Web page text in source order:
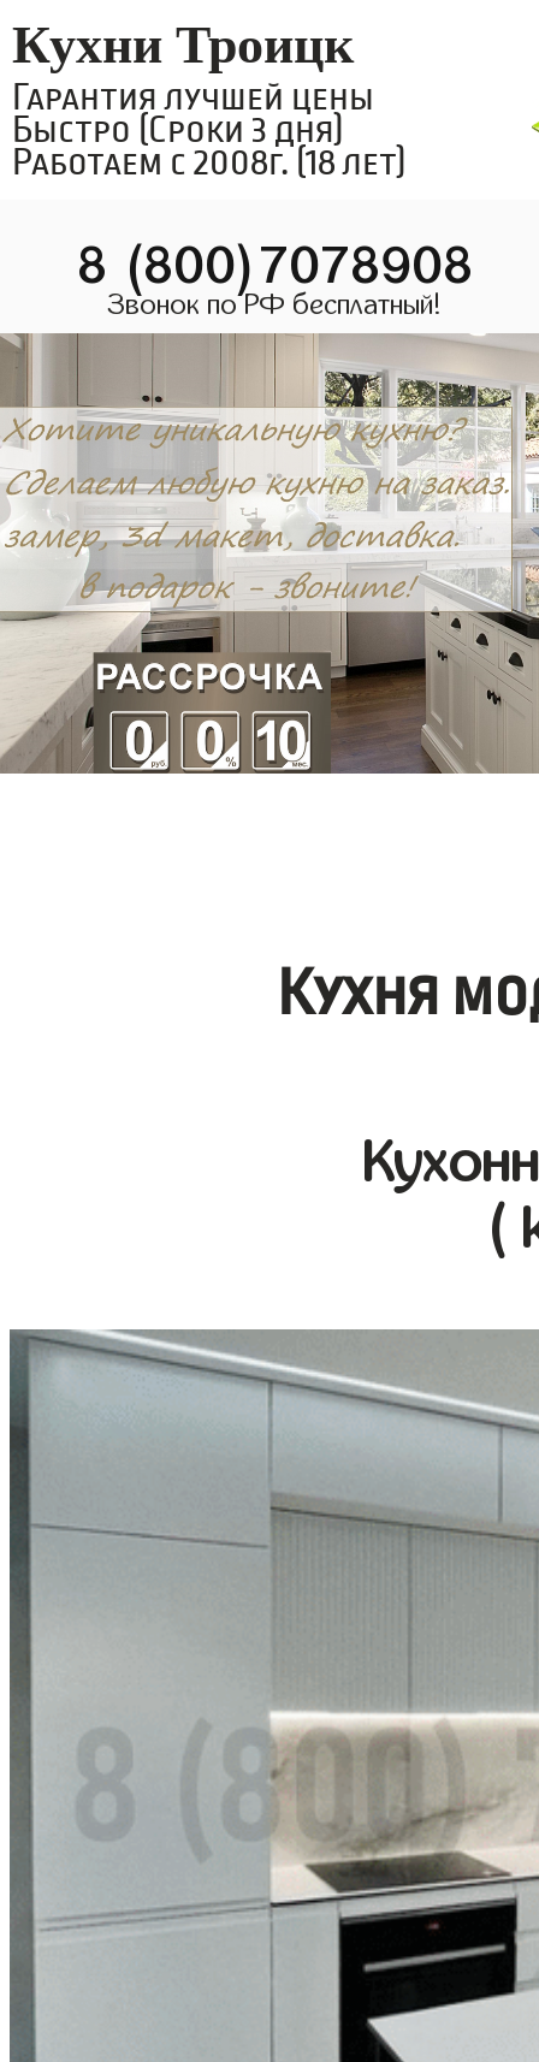
Кухни Троицк
Гарантия лучшей цены
Быстро (Сроки 3 дня)
Работаем с 2008г. (18 лет)
8 (800)7078908
Звонок по РФ бесплатный!
Кухня
(